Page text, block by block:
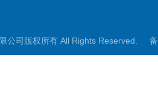
公司版权所有 All Rights Reserved.